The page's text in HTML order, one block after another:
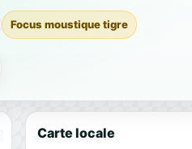
Focus moustique tigre
Carte locale